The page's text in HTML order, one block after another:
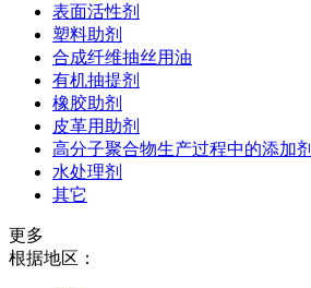
表面活性剂
塑料助剂
合成纤维抽丝用油
有机抽提剂
橡胶助剂
皮革用助剂
高分子聚合物生产过程中的添加剂
水处理剂
其它
更多
根据地区：